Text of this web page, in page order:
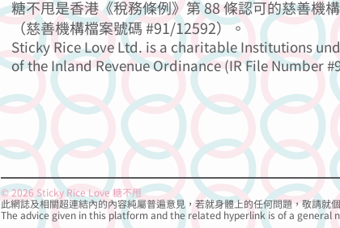
糖不甩是香港《稅務條例》第 88 條認可的慈善機構
（慈善機構檔案號碼 #91/12592）。
Sticky Rice Love Ltd. is a charitable Institutions
of the Inland Revenue Ordinance (IR File Number
© 2026 Sticky Rice Love 糖不甩
此網誌及相關超連結內的內容純屬普遍意見，若就身體上的任何問題， 敬請就
The advice given in this platform and the related hyperlink is of a